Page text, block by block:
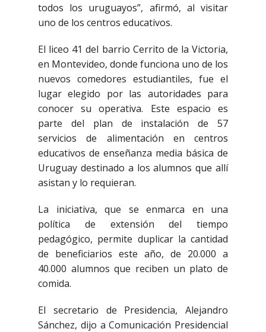
todos los uruguayos”, afirmó, al visitar
uno de los centros educativos.
El liceo 41 del barrio Cerrito de la Victoria,
en Montevideo, donde funciona uno de los
nuevos comedores estudiantiles, fue el
lugar elegido por las autoridades para
conocer su operativa. Este espacio es
parte del plan de instalación de 57
servicios de alimentación en centros
educativos de enseñanza media básica de
Uruguay destinado a los alumnos que allí
asistan y lo requieran.
La iniciativa, que se enmarca en una
política de extensión del tiempo
pedagógico, permite duplicar la cantidad
de beneficiarios este año, de 20.000 a
40.000 alumnos que reciben un plato de
comida.
El secretario de Presidencia, Alejandro
Sánchez, dijo a Comunicación Presidencial